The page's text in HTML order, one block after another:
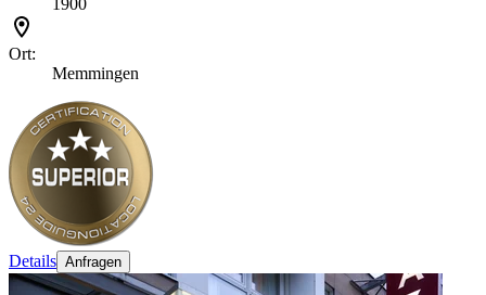
1900
Ort:
Memmingen
Details Anfragen